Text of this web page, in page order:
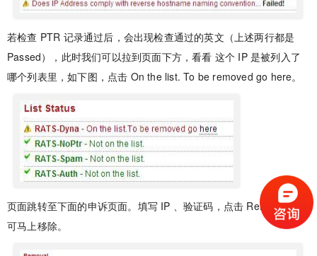
若检查 PTR 记录通过后，会出现检查通过的英文（上述两行都是
Passed），此时我们可以拉到页面下方，看看 这个 IP 是被列入了
哪个列表里，如下图，点击 On the list. To be removed go here。
页面跳转至下面的申诉页面。填写 IP 、验证码，点击 Remove ，即
可马上移除。